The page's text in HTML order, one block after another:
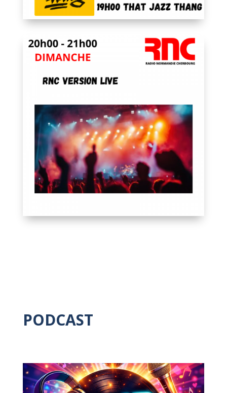
PODCAST